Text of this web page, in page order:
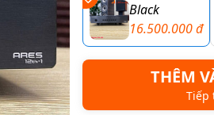
Black
16.500.000 đ
THÊM
Tiếp